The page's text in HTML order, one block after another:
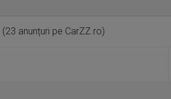
(23 anunțuri pe CarZZ.ro)